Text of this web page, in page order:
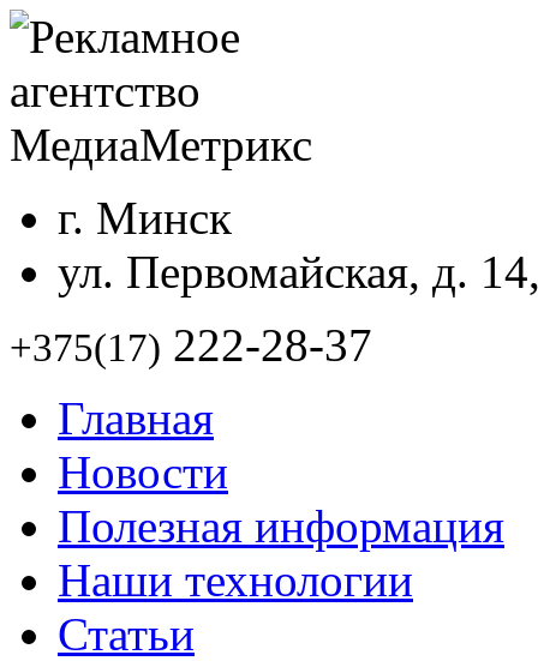
г. Минск
ул. Первомайская, д.
+375(17) 222-28-37
Главная
Новости
Полезная информация
Наши технологии
Статьи